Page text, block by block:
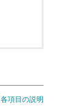
各項目の説明